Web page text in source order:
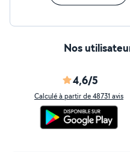
Nos
4,6/5
Calculé à partir de 48731 avis